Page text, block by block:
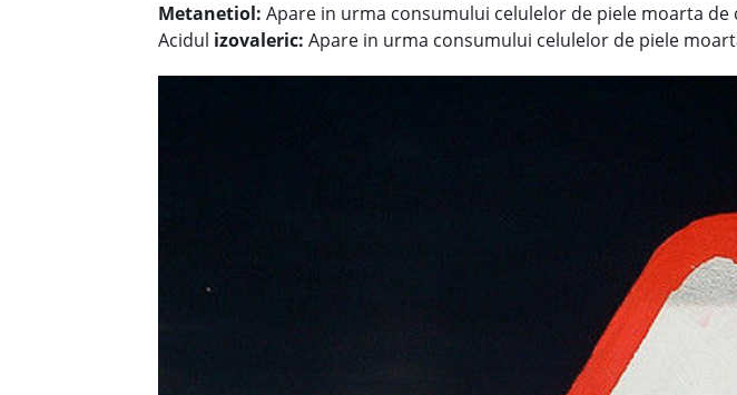
Metanetiol: Apare in urma consumului celulelor de piele moarta de
Acidul izovaleric: Apare in urma consumului celulelor de piele